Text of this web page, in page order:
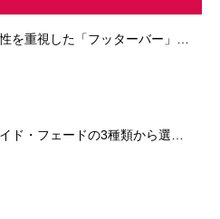
を重視した「フッターバー」…
ド・フェードの3種類から選…